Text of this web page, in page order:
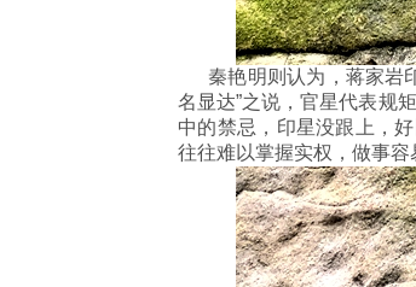
秦艳明则认为，蒋家岩印
名显达”之说，官星‌代表规
中的禁忌，印星没跟上，
往往难以掌握实权，做事容